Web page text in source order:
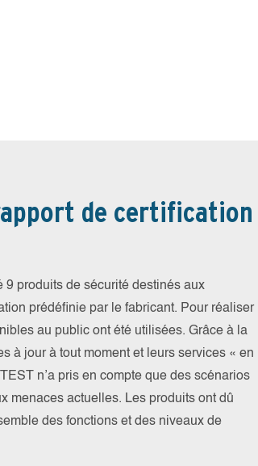
de certification
9 produits de sécurité destinés aux
prédéfinie par le fabricant. Pour réaliser
au public ont été utilisées. Grâce à la
à jour à tout moment et leurs services « en
n’a pris en compte que des scénarios
menaces actuelles. Les produits ont dû
des fonctions et des niveaux de